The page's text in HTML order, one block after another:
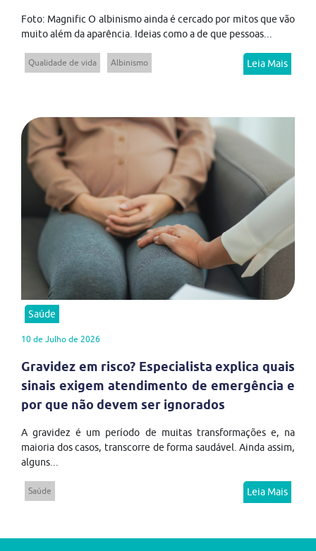
Foto: Magnific O albinismo ainda é cercado por mitos que vão
muito além da aparência. Ideias como a de que pessoas...
Qualidade de vida Albinismo Leia Mais
Saúde
10 de Julho de 2026
Gravidez em risco? Especialista explica quais
sinais exigem atendimento de emergência e
por que não devem ser ignorados
A gravidez é um período de muitas transformações e, na
maioria dos casos, transcorre de forma saudável. Ainda assim,
alguns...
Saúde Leia Mais